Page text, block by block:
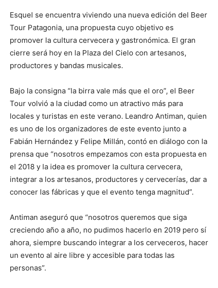
Esquel se encuentra viviendo una nueva edición del Beer
Tour Patagonia, una propuesta cuyo objetivo es
promover la cultura cervecera y gastronómica. El gran
cierre será hoy en la Plaza del Cielo con artesanos,
productores y bandas musicales.
Bajo la consigna “la birra vale más que el oro”, el Beer
Tour volvió a la ciudad como un atractivo más para
locales y turistas en este verano. Leandro Antiman, quien
es uno de los organizadores de este evento junto a
Fabián Hernández y Felipe Millán, contó en diálogo con la
prensa que “nosotros empezamos con esta propuesta en
el 2018 y la idea es promover la cultura cervecera,
integrar a los artesanos, productores y cervecerías, dar a
conocer las fábricas y que el evento tenga magnitud”.
Antiman aseguró que “nosotros queremos que siga
creciendo año a año, no pudimos hacerlo en 2019 pero sí
ahora, siempre buscando integrar a los cerveceros, hacer
un evento al aire libre y accesible para todas las
personas”.